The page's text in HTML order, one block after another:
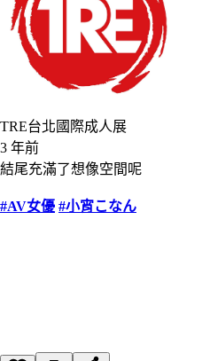
TRE台北國際成人展
3 年前
結尾充滿了想像空間呢
#AV女優 #小宵こなん